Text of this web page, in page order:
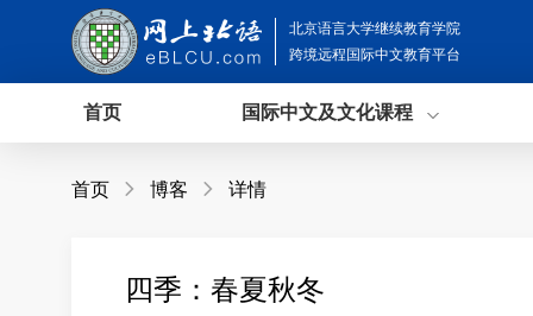
北京语言大学继续教育学院
跨境远程国际中文教育平台
首页 国际中文及文化课程
首页  博客  详情
四季：春夏秋冬